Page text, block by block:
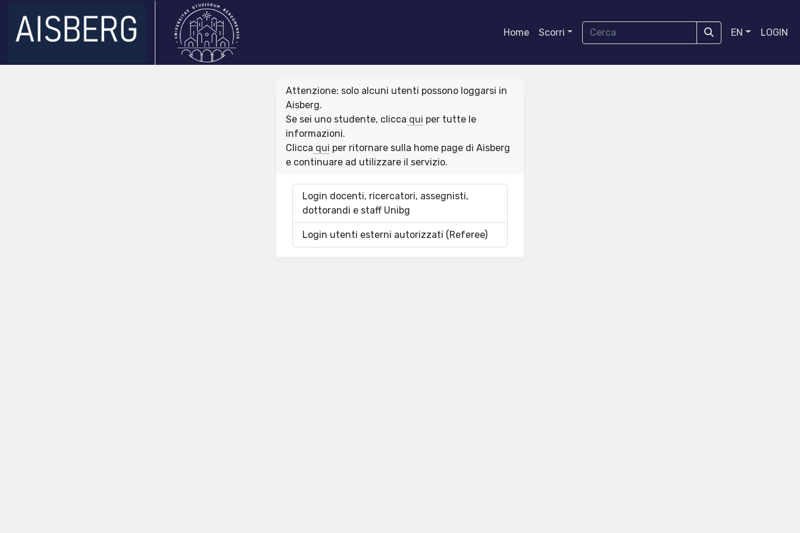
Home Scorri EN LOGIN
Attenzione: solo alcuni utenti possono loggarsi in
Aisberg.
Se sei uno studente, clicca qui per tutte le
informazioni.
Clicca qui per ritornare sulla home page di Aisberg
e continuare ad utilizzare il servizio.
Login docenti, ricercatori, assegnisti,
dottorandi e staff Unibg
Login utenti esterni autorizzati (Referee)